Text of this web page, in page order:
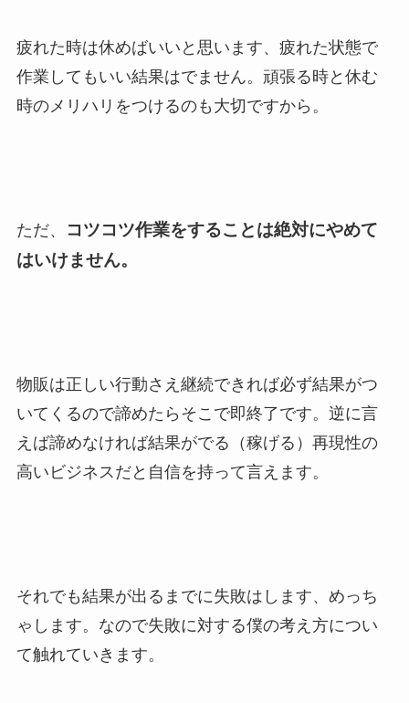
疲れた時は休めばいいと思います、疲れた状態で
作業してもいい結果はでません。頑張る時と休む
時のメリハリをつけるのも大切ですから。
ただ、
コツコツ作業をすることは絶対にやめて
はいけません。
物販は正しい行動さえ継続できれば必ず結果がつ
いてくるので諦めたらそこで即終了です。逆に言
えば諦めなければ結果がでる（稼げる）再現性の
高いビジネスだと自信を持って言えます。
それでも結果が出るまでに失敗はします、めっち
ゃします。なので失敗に対する僕の考え方につい
て触れていきます。